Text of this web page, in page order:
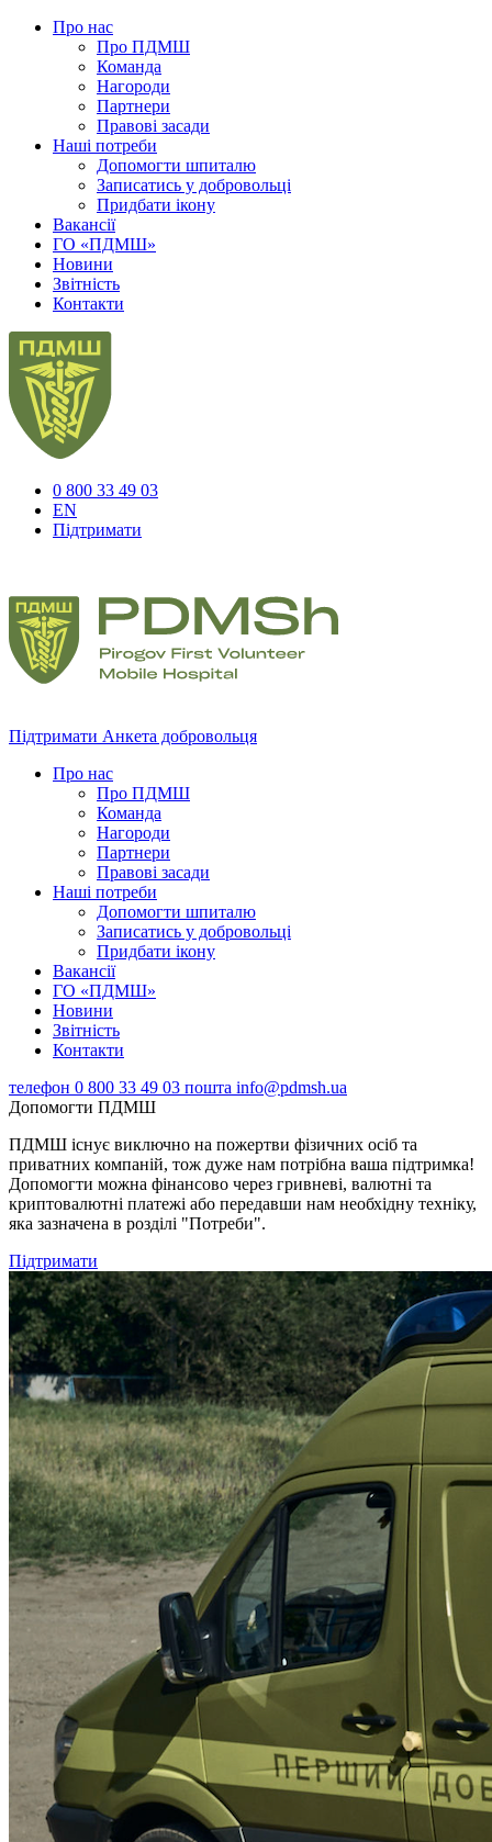
Про нас
Про ПДМШ
Команда
Нагороди
Партнери
Правові засади
Наші потреби
Допомогти шпиталю
Записатись у добровольці
Придбати ікону
Вакансії
ГО «ПДМШ»
Новини
Звітність
Контакти
0 800 33 49 03
EN
Підтримати
Підтримати Анкета добровольця
Про нас
Про ПДМШ
Команда
Нагороди
Партнери
Правові засади
Наші потреби
Допомогти шпиталю
Записатись у добровольці
Придбати ікону
Вакансії
ГО «ПДМШ»
Новини
Звітність
Контакти
телефон 0 800 33 49 03 пошта info@pdmsh.ua
Допомогти ПДМШ
ПДМШ існує виключно на пожертви фізичних осіб та
приватних компаній, тож дуже нам потрібна ваша підтримка!
Допомогти можна фінансово через гривневі, валютні та
криптовалютні платежі або передавши нам необхідну техніку,
яка зазначена в розділі "Потреби".
Підтримати